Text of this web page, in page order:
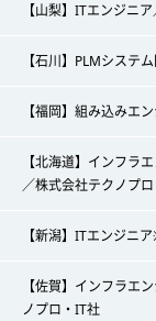
【山梨】ITエンジニ
【石川】PLMシステ
【福岡】組み込みエ
【北海道】インフラ
／株式会社テクノプ
【新潟】ITエンジニ
【佐賀】インフラ
ノプロ・IT社